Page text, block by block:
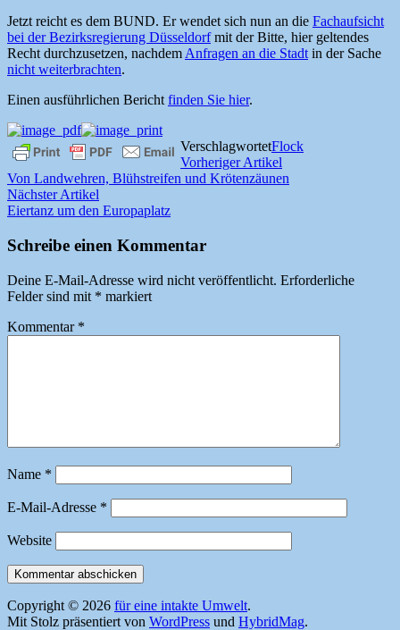
Jetzt reicht es dem BUND. Er wendet sich nun an die Fachaufsicht
bei der Bezirksregierung Düsseldorfmit der Bitte, hier geltendes
Recht durchzusetzen, nachdemAnfragen an die Stadtin der Sache
nicht weiterbrachten.
Einen ausführlichen Berichtfinden Sie hier.
VerschlagwortetFlock
Beitragsnavigation Vorheriger Artikel
Artikel:
Von Landwehren, Blühstreifen und Krötenzäunen
Nächster Artikel
Artikel:
Eiertanz um den Europaplatz
Schreibe einen Kommentar
Deine E-Mail-Adresse wird nicht veröffentlicht. Erforderliche
Felder sind mit * markiert
Kommentar *
Name *
E-Mail-Adresse *
Website
Copyright © 2026 für eine intakte Umwelt.
Mit Stolz präsentiert von WordPress und HybridMag.